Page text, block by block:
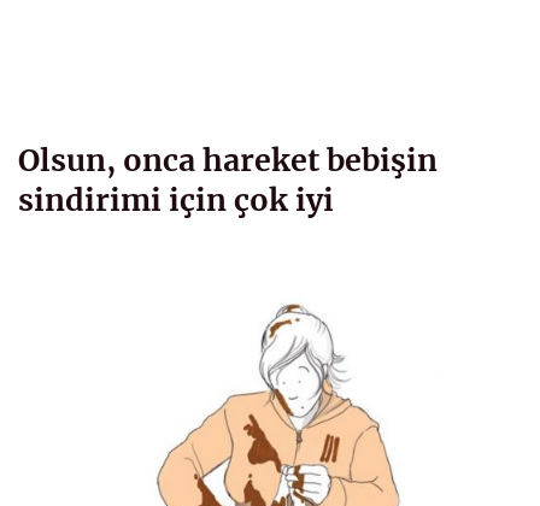
Olsun, onca hareket bebişin
sindirimi için çok iyi